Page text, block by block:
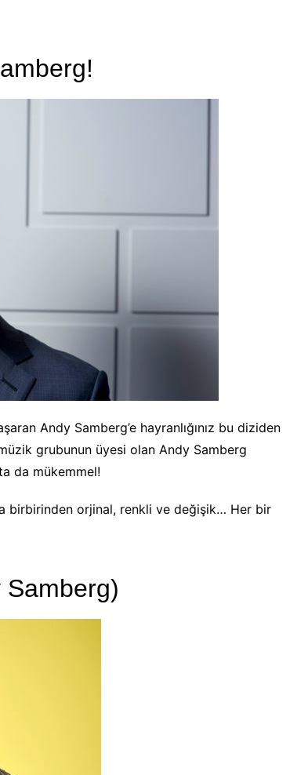
Andy Samberg’e hayranlığınız bu diziden
grubunun üyesi olan Andy Samberg
da mükemmel!
birbirinden orjinal, renkli ve değişik… Her bir